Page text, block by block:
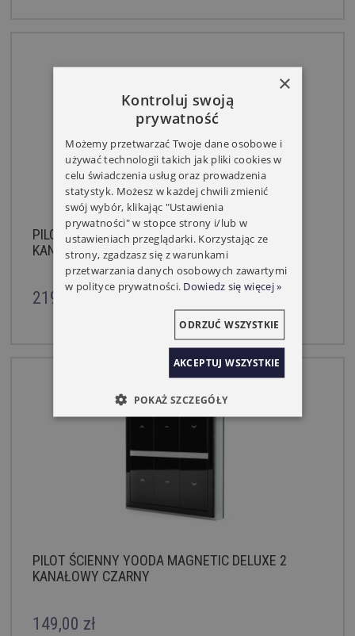
PILOT ŚCIENNY YOODA MAGNETIC DELUXE 15
KANAŁOWY
219,00 zł
PILOT ŚCIENNY YOODA MAGNETIC DELUXE 2
KANAŁOWY CZARNY
149,00 zł
×
Kontroluj swoją
prywatność
Możemy przetwarzać Twoje dane osobowe i
używać technologii takich jak pliki cookies w
celu świadczenia usług oraz prowadzenia
statystyk. Możesz w każdej chwili zmienić
swój wybór, klikając "Ustawienia
prywatności" w stopce strony i/lub w
ustawieniach przeglądarki. Korzystając ze
strony, zgadzasz się z warunkami
przetwarzania danych osobowych zawartymi
w polityce prywatności. Dowiedz się więcej »
AKCEPTUJ WSZYSTKIE
ODRZUĆ WSZYSTKIE
POKAŻ SZCZEGÓŁY